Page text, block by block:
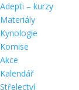
Adepti – kurzy
Materiály
Kynologie
Komise
Akce
Kalendář
Střelectví